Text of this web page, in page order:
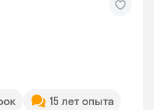
15 лет опыта